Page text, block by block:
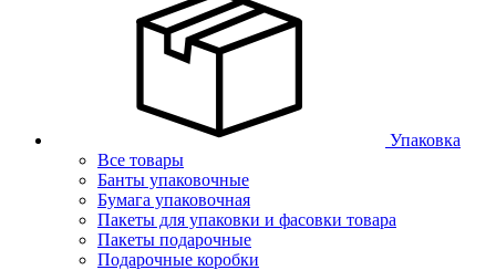
Упаковка
Все товары
Банты упаковочные
Бумага упаковочная
Пакеты для упаковки и фасовки товара
Пакеты подарочные
Подарочные коробки